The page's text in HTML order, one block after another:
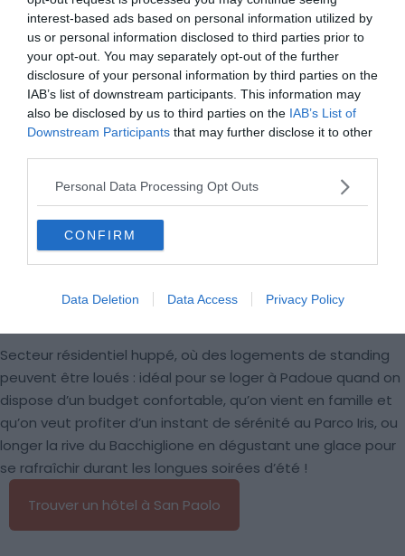
interest-based ads based on personal information utilized by
us or personal information disclosed to third parties prior to
your opt-out. You may separately opt-out of the further
disclosure of your personal information by third parties on the
IAB’s list of downstream participants. This information may
also be disclosed by us to third parties on the IAB’s List of
Downstream Participants that may further disclose it to other
Personal Data Processing Opt Outs
CONFIRM
Data Deletion Data Access Privacy Policy
Facebook – Parco Iris Padova
Secteur résidentiel huppé, où des logements de standing
peuvent être loués : idéal pour se loger à Padoue quand on
dispose d’un budget confortable, qu’on vient en famille et
qu’on veut profiter d’un instant de sérénité au Parco Iris, ou
longer la rive du Bacchiglione en dégustant une glace pour
se rafraîchir durant les longues soirées d’été !
Trouver un hôtel à San Paolo